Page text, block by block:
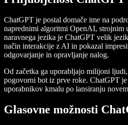
ChatGPT je postal domače ime na
naprednimi algoritmi OpenAI, strojnim
naravnega jezika je ChatGPT velik
način interakcije z AI in pokazal
odgovarjanje in opravljanje nalog.
Od začetka ga uporabljajo milijoni
pogovorni bot iz prve roke. ChatGPT
uporabnikov kmalu po lansiranju
Glasovne možnosti